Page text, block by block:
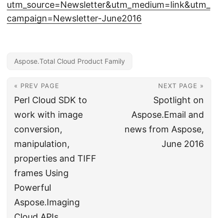
utm_source=Newsletter&utm_medium=link&utm_
campaign=Newsletter-June2016
Aspose.Total Cloud Product Family
« PREV PAGE
Perl Cloud SDK to
work with image
conversion,
manipulation,
properties and TIFF
frames Using
Powerful
Aspose.Imaging
NEXT PAGE »
Spotlight on
Aspose.Email and
news from Aspose,
June 2016